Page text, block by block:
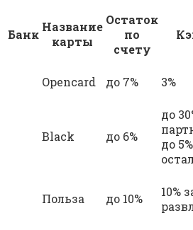
Банк
Название
карты
Остаток
по
счету
Opencard до 7% 3%
Black до 6%
до
до
Польза до 10%
10%